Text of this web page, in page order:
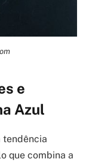
e
Azul
tendência
que combina a